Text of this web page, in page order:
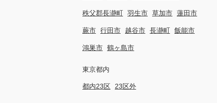
秩父郡長瀞町 羽生市 草加市 蓮田市
蕨市 行田市 越谷市 長瀞町 飯能市
鴻巣市 鶴ヶ島市
東京都内
都内23区 23区外